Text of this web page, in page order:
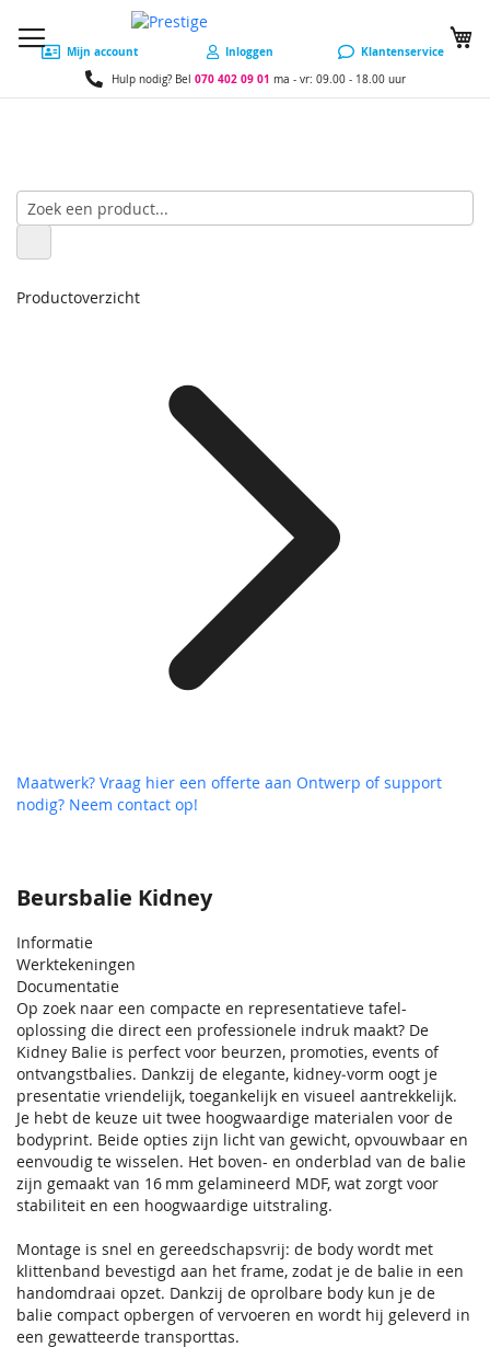
Mijn account Inloggen Klantenservice
Hulp nodig? Bel 070 402 09 01 ma - vr: 09.00 - 18.00 uur
Beursbalie Kidney
Informatie
Werktekeningen
Documentatie
Op zoek naar een compacte en representatieve tafel-
oplossing die direct een professionele indruk maakt? De
Kidney Balie is perfect voor beurzen, promoties, events of
ontvangstbalies. Dankzij de elegante, kidney‑vorm oogt je
presentatie vriendelijk, toegankelijk en visueel aantrekkelijk.
Je hebt de keuze uit twee hoogwaardige materialen voor de
bodyprint. Beide opties zijn licht van gewicht, opvouwbaar en
eenvoudig te wisselen. Het boven- en onderblad van de balie
zijn gemaakt van 16 mm gelamineerd MDF, wat zorgt voor
stabiliteit en een hoogwaardige uitstraling.
Montage is snel en gereedschapsvrij: de body wordt met
klittenband bevestigd aan het frame, zodat je de balie in een
handomdraai opzet. Dankzij de oprolbare body kun je de
balie compact opbergen of vervoeren en wordt hij geleverd in
een gewatteerde transporttas.
Productoverzicht
Maatwerk? Vraag hier een offerte aan Ontwerp of support
nodig? Neem contact op!